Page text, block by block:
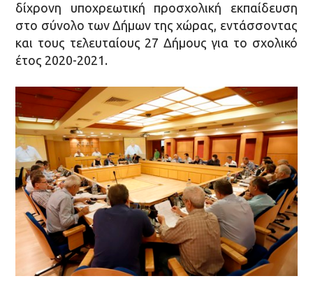
δίχρονη υποχρεωτική προσχολική εκπαίδευση
στο σύνολο των Δήμων της χώρας, εντάσσοντας
και τους τελευταίους 27 Δήμους για το σχολικό
έτος 2020-2021.